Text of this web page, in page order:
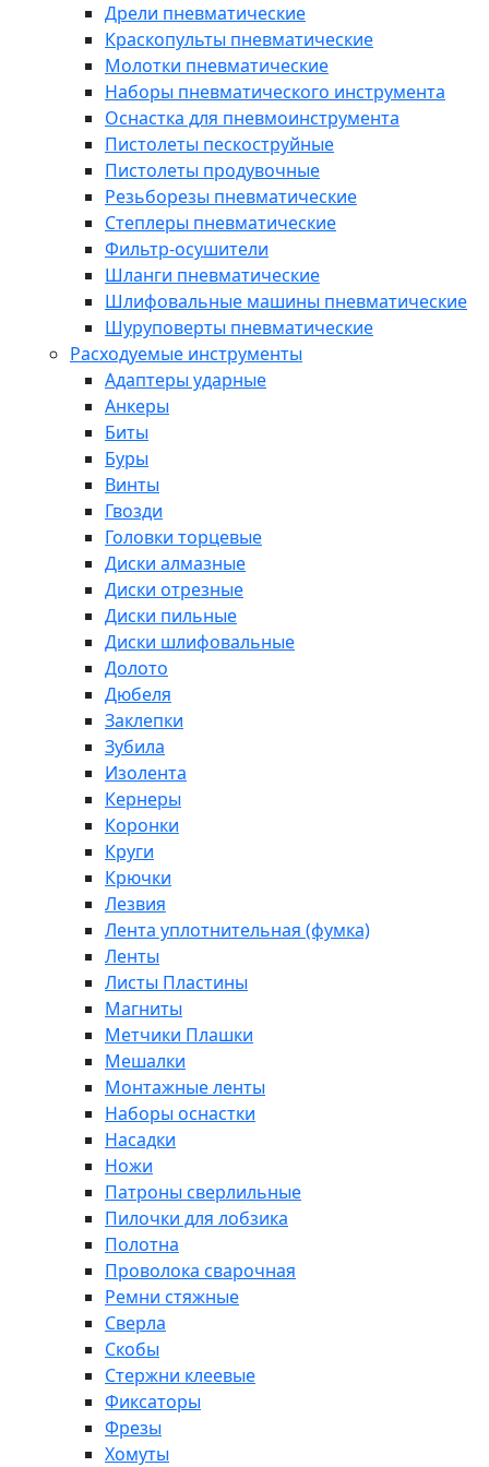
Дрели пневматические
Краскопульты пневматические
Молотки пневматические
Наборы пневматического инструмента
Оснастка для пневмоинструмента
Пистолеты пескоструйные
Пистолеты продувочные
Резьборезы пневматические
Степлеры пневматические
Фильтр-осушители
Шланги пневматические
Шлифовальные машины пневматические
Шуруповерты пневматические
Расходуемые инструменты
Адаптеры ударные
Анкеры
Биты
Буры
Винты
Гвозди
Головки торцевые
Диски алмазные
Диски отрезные
Диски пильные
Диски шлифовальные
Долото
Дюбеля
Заклепки
Зубила
Изолента
Кернеры
Коронки
Круги
Крючки
Лезвия
Лента уплотнительная (фумка)
Ленты
Листы Пластины
Магниты
Метчики Плашки
Мешалки
Монтажные ленты
Наборы оснастки
Насадки
Ножи
Патроны сверлильные
Пилочки для лобзика
Полотна
Проволока сварочная
Ремни стяжные
Сверла
Скобы
Стержни клеевые
Фиксаторы
Фрезы
Хомуты